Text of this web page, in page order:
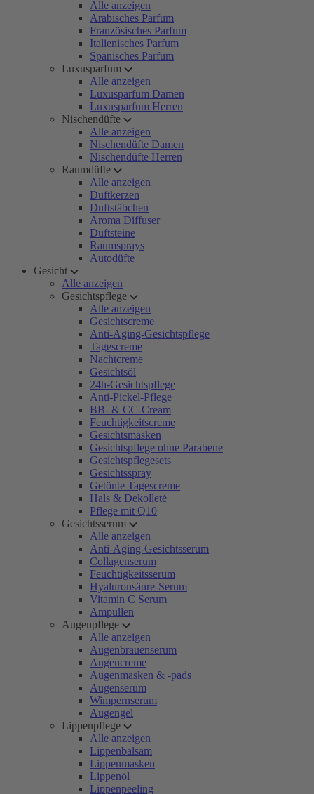
Alle anzeigen
Arabisches Parfum
Französisches Parfum
Italienisches Parfum
Spanisches Parfum
Luxusparfum
Alle anzeigen
Luxusparfum Damen
Luxusparfum Herren
Nischendüfte
Alle anzeigen
Nischendüfte Damen
Nischendüfte Herren
Raumdüfte
Alle anzeigen
Duftkerzen
Duftstäbchen
Aroma Diffuser
Duftsteine
Raumsprays
Autodüfte
Gesicht
Alle anzeigen
Gesichtspflege
Alle anzeigen
Gesichtscreme
Anti-Aging-Gesichtspflege
Tagescreme
Nachtcreme
Gesichtsöl
24h-Gesichtspflege
Anti-Pickel-Pflege
BB- & CC-Cream
Feuchtigkeitscreme
Gesichtsmasken
Gesichtspflege ohne Parabene
Gesichtspflegesets
Gesichtsspray
Getönte Tagescreme
Hals & Dekolleté
Pflege mit Q10
Gesichtsserum
Alle anzeigen
Anti-Aging-Gesichtsserum
Collagenserum
Feuchtigkeitsserum
Hyaluronsäure-Serum
Vitamin C Serum
Ampullen
Augenpflege
Alle anzeigen
Augenbrauenserum
Augencreme
Augenmasken & -pads
Augenserum
Wimpernserum
Augengel
Lippenpflege
Alle anzeigen
Lippenbalsam
Lippenmasken
Lippenöl
Lippenpeeling